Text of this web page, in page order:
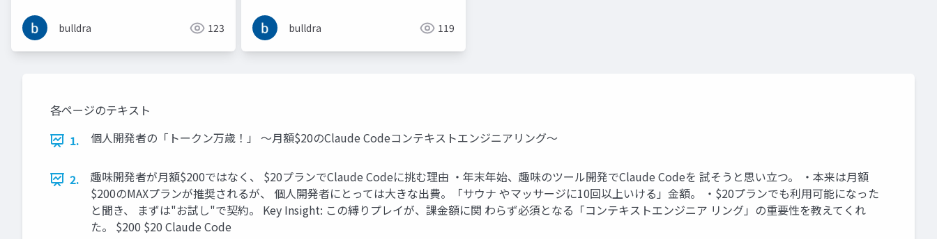
bulldra 123 bulldra 119
各ページのテキスト
1.
個人開発者の「トークン万歳！」 ～月額$20のClaude Codeコンテキストエンジニアリング～
2.
趣味開発者が月額$200ではなく、 $20プランでClaude Codeに挑む理由 ・年末年始、趣味のツール開発でClaude Codeを 試そうと思い立つ。 ・本来は月額
$200のMAXプランが推奨されるが、 個人開発者にとっては大きな出費。「サウナ やマッサージに10回以上いける」金額。 ・$20プランでも利用可能になった
と聞き、 まずは"お試し"で契約。 Key Insight: この縛りプレイが、課金額に関 わらず必須となる「コンテキストエンジニア リング」の重要性を教えてくれ
た。 $200 $20 Claude Code